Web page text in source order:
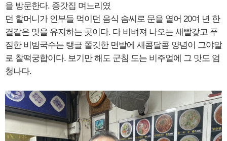
을 방문한다. 종갓집 며느리였
던 할머니가 인부들 먹이던 음식 솜씨로 문을 열어 20여 년 한
결같은 맛을 유지하는 곳이다. 다 비벼져 나오는 새빨갛고 푸
짐한 비빔국수는 탱글 쫄깃한 면발에 새콤달콤 양념이 그야말
로 찰떡궁합이다. 보기만 해도 군침 도는 비주얼에 그 맛도 엄
청나다.